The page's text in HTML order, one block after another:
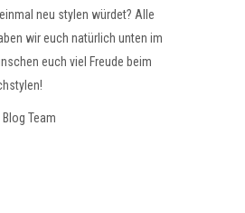
neu stylen würdet? Alle
wir euch natürlich unten im
euch viel Freude beim
Team